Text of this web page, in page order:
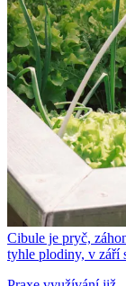
Cibule je pryč,
tyhle plodiny, v září